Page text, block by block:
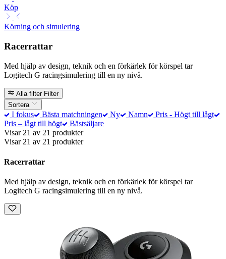
Köp
Körning och simulering
Racerrattar
Med hjälp av design, teknik och en förkärlek för körspel tar
Logitech G racingsimulering till en ny nivå.
Alla filter Filter
Sortera
I fokus Bästa matchningen Ny Namn
Pris - Högt till lågt
Pris – lågt till högt
Bästsäljare
Visar 21 av 21 produkter
Visar 21 av 21 produkter
Racerrattar
Med hjälp av design, teknik och en förkärlek för körspel tar
Logitech G racingsimulering till en ny nivå.